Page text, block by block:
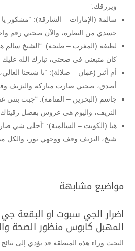
ويرزقك.”
سالمة (الإمارات – الشارقة): “مشكور
جسدي من النظرة، والآن صحتي رقم
لطيفة (المغرب – طنجة): “الشيخ سالم
كان متبعني في صحتي، تبارك الله عليك
أم أثير (عمان – صلالة): “يا شيخنا
أصدق، صحتي صارت مباركة والنزيف
جاسم (البحرين – المنامة): “جبت بنتي
النزيف، واليوم هي عروس بفضل
هيا (الكويت – السالمية): “أحلى شي
شيخ، النزيف وقف ووجهي نور،
مواضيع مشابهة
اضرار الجي سبوت او البقعة
المهبل كابوس منظور الصحة
البحث وراء هذه المنطقة قد يؤدي إلى